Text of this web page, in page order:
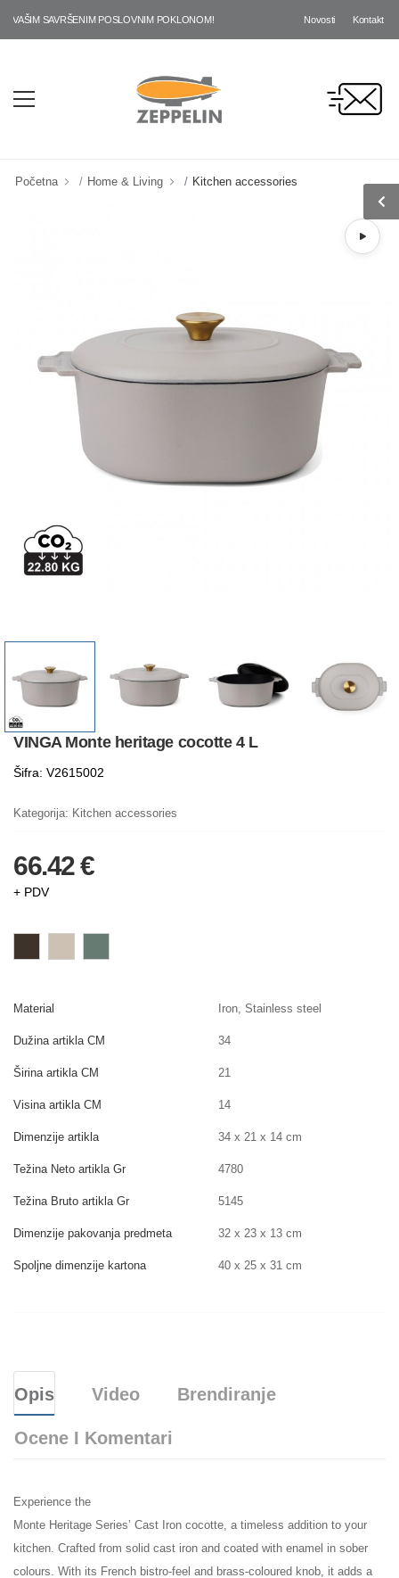
SAVRŠENIM POSLOVNIM POKLONOM! Novosti Kontakt
Početna Home & Living Kitchen accessories
VINGA Monte heritage cocotte 4 L
Šifra: V2615002
Kategorija: Kitchen accessories
66.42 €
+ PDV
Material Iron, Stainless steel
Dužina artikla CM 34
Širina artikla CM 21
Visina artikla CM 14
Dimenzije artikla 34 x 21 x 14 cm
Težina Neto artikla Gr 4780
Težina Bruto artikla Gr 5145
Dimenzije pakovanja predmeta 32 x 23 x 13 cm
Spoljne dimenzije kartona 40 x 25 x 31 cm
Opis Video Brendiranje
Ocene I Komentari
Experience the
Monte Heritage Series’ Cast Iron cocotte, a timeless addition to your
kitchen. Crafted from solid cast iron and coated with enamel in sober
colours. With its French bistro-feel and brass-coloured knob, it adds a